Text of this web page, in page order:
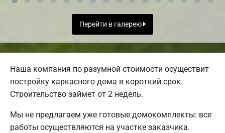
Перейти в галерею
Наша компания по разумной стоимости осуществит
постройку каркасного дома в короткий срок.
Строительство займет от 2 недель.
Мы не предлагаем уже готовые домокомплекты: все
работы осуществляются на участке заказчика.